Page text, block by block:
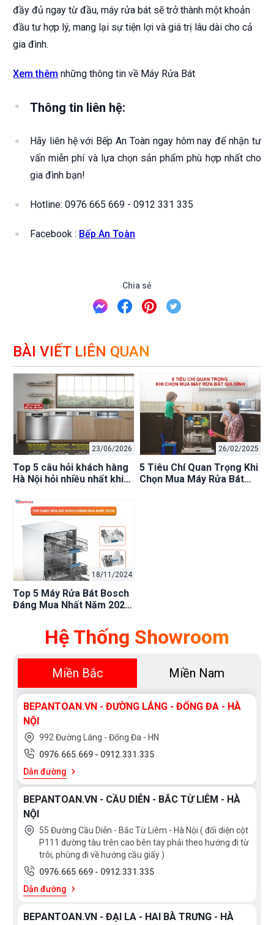
đầy đủ ngay từ đầu, máy rửa bát sẽ trở thành một khoản
đầu tư hợp lý, mang lại sự tiện lợi và giá trị lâu dài cho cả
gia đình.
Xem thêm những thông tin về Máy Rửa Bát
Thông tin liên hệ:
Hãy liên hệ với Bếp An Toàn ngay hôm nay để nhận tư
vấn miễn phí và lựa chọn sản phẩm phù hợp nhất cho
gia đình bạn!
Hotline: 0976 665 669 - 0912 331 335
Facebook : Bếp An Toàn
Chia sẻ
BÀI VIẾT LIÊN QUAN
23/06/2026
Top 5 câu hỏi khách hàng
Hà Nội hỏi nhiều nhất khi
26/02/2025
5 Tiêu Chí Quan Trọng Khi
Chọn Mua Máy Rửa Bát
18/11/2024
Top 5 Máy Rửa Bát Bosch
Đáng Mua Nhất Năm 2024:
Hệ Thống Showroom
Miền Bắc Miền Nam
BEPANTOAN.VN - ĐƯỜNG LÁNG - ĐỐNG ĐA - HÀ
NỘI
992 Đường Láng - Đống Đa - HN
0976.665.669 - 0912.331.335
Dẫn đường
BEPANTOAN.VN - CẦU DIỄN - BẮC TỪ LIÊM - HÀ
NỘI
55 Đường Cầu Diễn - Bắc Từ Liêm - Hà Nội ( đối diện cột
P111 đường tàu trên cao bên tay phải theo hướng đi từ
trôi, phùng đi về hướng cầu giấy )
0976.665.669 - 0912.331.335
Dẫn đường
BEPANTOAN.VN - ĐẠI LA - HAI BÀ TRƯNG - HÀ